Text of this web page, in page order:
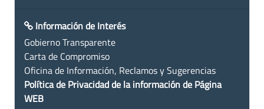
Información de Interés
Gobierno Transparente
Carta de Compromiso
Oficina de Información, Reclamos y Sugerencias
Política de Privacidad de la información de Página
WEB